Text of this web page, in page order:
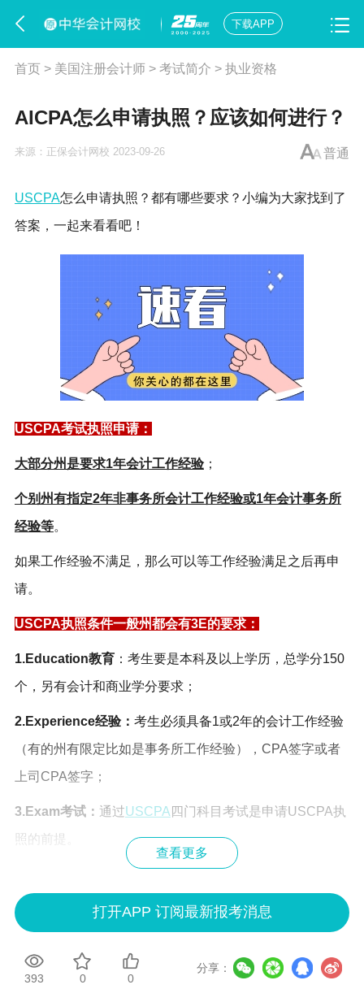
下载APP
首页> 美国注册会计师> 考试简介 > 执业资格
AICPA怎么申请执照？应该如何进行？
普通
来源： 正保会计网校 2023-09-26
USCPA怎么申请执照？都有哪些要求？ 小编为大家找到了
答案，一起来看看吧！
USCPA考试执照申请：
大部分州是要求1年会计工作经验；
个别州有指定2年非事务所会计工作经验或1年会计事务所
经验等。
如果工作经验不满足，那么可以等工作经验满足之后再申
请。
USCPA执照条件一般州都会有3E的要求：
1.Education教育：考生要是本科及以上学历，总学分150
个，另有会计和商业学分要求；
2.Experience经验： 考生必须具备1或2年的会计工作经验
（有的州有限定比如是事务所工作经验），CPA签字或者
上司CPA签字；
3.Exam考试： 通过USCPA 四门科目考试是申请USCPA执
照的前提。
以上就是【USCPA怎么申请执照？都有哪些要求？】相关
信息，要成功，就要长期等待而不焦躁，态度从容却保持
敏锐，不怕挫折且充满希望。
查看更多
打开APP 订阅最新报考消息
393 0 0
分享：